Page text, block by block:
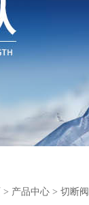
> 产品中心 > 切断阀